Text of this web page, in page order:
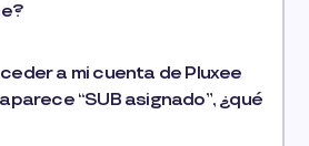
a mi cuenta de Pluxee
“SUB asignado”, ¿qué